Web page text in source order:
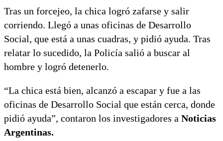
Tras un forcejeo, la chica logró zafarse y salir
corriendo. Llegó a unas oficinas de Desarrollo
Social, que está a unas cuadras, y pidió ayuda. Tras
relatar lo sucedido, la Policía salió a buscar al
hombre y logró detenerlo.
“La chica está bien, alcanzó a escapar y fue a las
oficinas de Desarrollo Social que están cerca, donde
pidió ayuda”, contaron los investigadores a Noticias
Argentinas.